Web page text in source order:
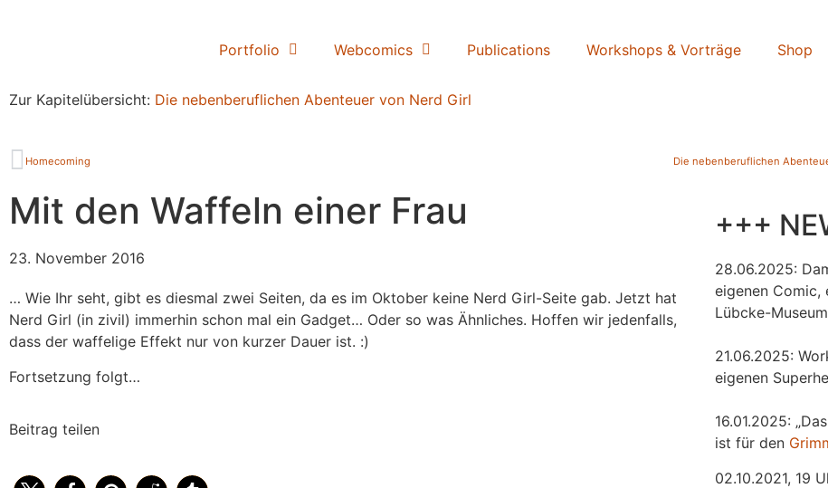
Portfolio Webcomics Publications Workshops & Vorträge Shop
Zur Kapitelübersicht: Die nebenberuflichen Abenteuer von Nerd Girl
Homecoming Die nebenberuflichen
Mit den Waffeln einer Frau
23. November 2016
… Wie Ihr seht, gibt es diesmal zwei Seiten, da es im Oktober keine Nerd Girl-Seite gab. Jetzt hat
Nerd Girl (in zivil) immerhin schon mal ein Gadget… Oder so was Ähnliches. Hoffen wir jedenfalls,
dass der waffelige Effekt nur von kurzer Dauer ist. :)
Fortsetzung folgt…
Beitrag teilen
+++
28.06.2025:
eigenen Comic,
Lübcke-
21.06.2025:
eigenen
16.01.2025:
ist für den
02.10.2021, 19